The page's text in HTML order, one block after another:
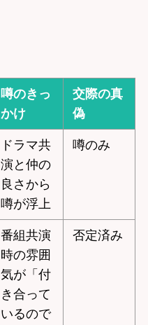
噂のきっ
かけ
交際の真
偽
ドラマ共
演と仲の
良さから
噂が浮上
噂のみ
番組共演
時の雰囲
気が「付
き合って
いるので
否定済み